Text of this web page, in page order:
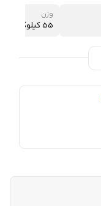
وزن
55 کیلوگرم